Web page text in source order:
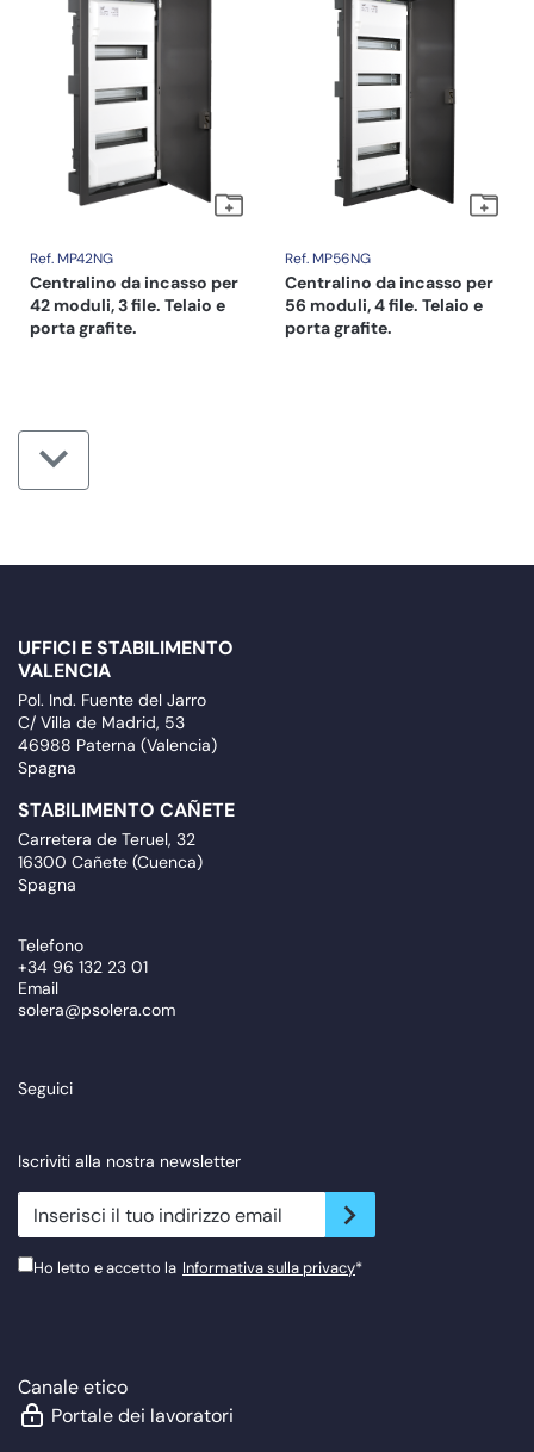
Ref. MP42NG
Centralino da incasso per
42 moduli, 3 file. Telaio e
porta grafite.
Ref. MP56NG
Centralino da incasso per
56 moduli, 4 file. Telaio e
porta grafite.
UFFICI E STABILIMENTO
VALENCIA
Pol. Ind. Fuente del Jarro
C/ Villa de Madrid, 53
46988 Paterna (Valencia)
Spagna
STABILIMENTO CAÑETE
Carretera de Teruel, 32
16300 Cañete (Cuenca)
Spagna
Telefono
+34 96 132 23 01
Email
solera@psolera.com
Seguici
Iscriviti alla nostra newsletter
newsletter.suscribe
Ho letto e accetto la Informativa sulla privacy*
Canale etico
Portale dei lavoratori